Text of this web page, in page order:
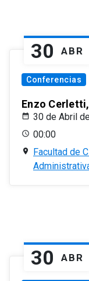
30 ABR
Conferencias
Enzo
30 de Abril
00:00
Facultad de
30 ABR